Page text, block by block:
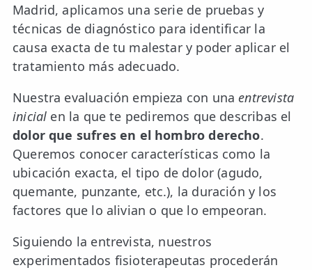
Madrid, aplicamos una serie de pruebas y
técnicas de diagnóstico para identificar la
causa exacta de tu malestar y poder aplicar el
tratamiento más adecuado.
Nuestra evaluación empieza con una entrevista
inicial en la que te pediremos que describas el
dolor que sufres en el hombro derecho.
Queremos conocer características como la
ubicación exacta, el tipo de dolor (agudo,
quemante, punzante, etc.), la duración y los
factores que lo alivian o que lo empeoran.
Siguiendo la entrevista, nuestros
experimentados fisioterapeutas procederán